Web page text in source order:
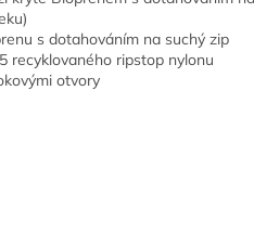
s dotahováním na suchý zip
recyklovaného ripstop nylonu
otvory